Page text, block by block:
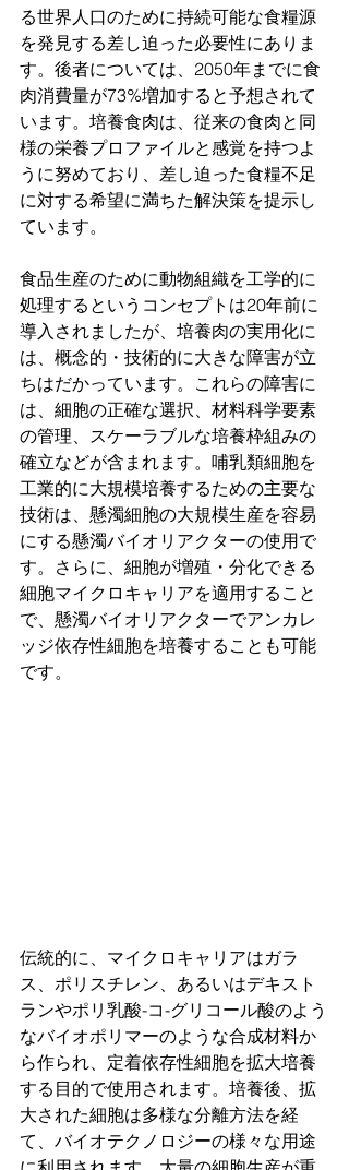
る世界人口のために持続可能な食糧源
を発見する差し迫った必要性にありま
す。後者については、2050年までに食
肉消費量が73%増加すると予想されて
います。培養食肉は、従来の食肉と同
様の栄養プロファイルと感覚を持つよ
うに努めており、差し迫った食糧不足
に対する希望に満ちた解決策を提示し
ています。
食品生産のために動物組織を工学的に
処理するというコンセプトは20年前に
導入されましたが、培養肉の実用化に
は、概念的・技術的に大きな障害が立
ちはだかっています。これらの障害に
は、細胞の正確な選択、材料科学要素
の管理、スケーラブルな培養枠組みの
確立などが含まれます。哺乳類細胞を
工業的に大規模培養するための主要な
技術は、懸濁細胞の大規模生産を容易
にする懸濁バイオリアクターの使用で
す。さらに、細胞が増殖・分化できる
細胞マイクロキャリアを適用すること
で、懸濁バイオリアクターでアンカレ
ッジ依存性細胞を培養することも可能
です。
伝統的に、マイクロキャリアはガラ
ス、ポリスチレン、あるいはデキスト
ランやポリ乳酸-コ-グリコール酸のよう
なバイオポリマーのような合成材料か
ら作られ、定着依存性細胞を拡大培養
する目的で使用されます。培養後、拡
大された細胞は多様な分離方法を経
て、バイオテクノロジーの様々な用途